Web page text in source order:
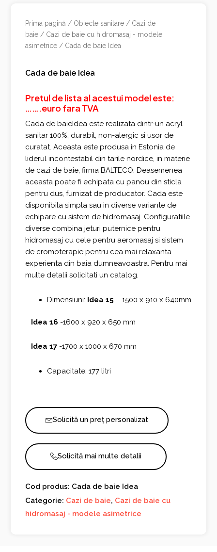
Prima pagină / Obiecte sanitare / Cazi de
baie / Cazi de baie cu hidromasaj - modele
asimetrice / Cada de baie Idea
Cada de baie Idea
Pretul de lista al acestui model este:
…….euro fara TVA
Cada de baieIdea este realizata dintr-un acryl
sanitar 100%, durabil, non-alergic si usor de
curatat. Aceasta este produsa in Estonia de
liderul incontestabil din tarile nordice, in materie
de cazi de baie, firma BALTECO. Deasemenea
aceasta poate fi echipata cu panou din sticla
pentru dus, furnizat de producator. Cada este
disponibila simpla sau in diverse variante de
echipare cu sistem de hidromasaj. Configuratiile
diverse combina jeturi puternice pentru
hidromasaj cu cele pentru aeromasaj si sistem
de cromoterapie pentru cea mai relaxanta
experienta din baia dumneavoastra. Pentru mai
multe detalii solicitati un catalog.
Dimensiuni: Idea 15 – 1500 x 910 x 640mm
Idea 16 -1600 x 920 x 650 mm
Idea 17 -1700 x 1000 x 670 mm
Capacitate: 177 litri
Solicită un preț personalizat
Solicită mai multe detalii
Cod produs: Cada de baie Idea
Categorie: Cazi de baie, Cazi de baie cu
hidromasaj - modele asimetrice